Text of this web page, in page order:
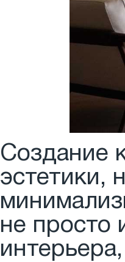
Создание
эстетики,
не просто